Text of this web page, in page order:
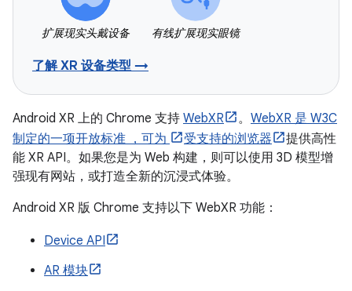
扩展现实头戴设备 有线扩展现实眼镜
了解 XR 设备类型 →
Android XR 上的 Chrome 支持 WebXR 。 WebXR 是 W3C
制定的一项开放标准 ，可为
受支持的浏览器
提供高性
能 XR API。如果您是为 Web 构建，则可以使用 3D 模型增
强现有网站，或打造全新的沉浸式体验。
Android XR 版 Chrome 支持以下 WebXR 功能：
Device API
AR 模块